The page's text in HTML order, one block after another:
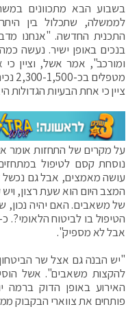
בשבוע הבא מתכוונים
לממשלה, שתכלול בין
התכנית החדשה. "אנחנו
בנכים באופן ישיר. נעשה
ומורכב", אמר אשל, וציין
ציין כי אחת הבעיות הגדולות
על מקרים של התחזות אומר
נוסחת קסם לטיפול
עושה מאמצים, אבל גם נכשל
המצב היום הוא שעת רצון, ויש
של משאבים. האם יהיה
אבל לא מספיק".
"יש הבנה גם אצל שר
להקצות משאבים". אשל
האירוע באופן הדוק ברמה
פותחים את צווארי הבקבוק